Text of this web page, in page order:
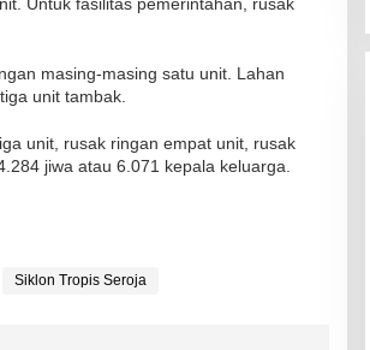
Untuk fasilitas pemerintahan, rusak
masing-masing satu unit. Lahan
unit tambak.
unit, rusak ringan empat unit, rusak
jiwa atau 6.071 kepala keluarga.
Siklon Tropis Seroja
Kadaluarsa